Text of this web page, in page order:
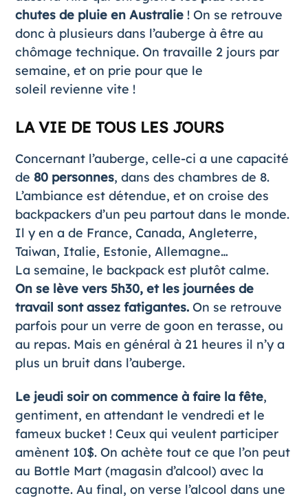
chutes de pluie en Australie! On se retrouve
donc à plusieurs dans l’auberge à être au
chômage technique. On travaille 2 jours par
semaine, et on prie pour que le
soleil revienne vite !
LA VIE DE TOUS LES JOURS
Concernant l’auberge, celle-ci a une capacité
de 80 personnes, dans des chambres de 8.
L’ambiance est détendue, et on croise des
backpackers d’un peu partout dans le monde.
Il y en a de France, Canada, Angleterre,
Taiwan, Italie, Estonie, Allemagne…
La semaine, le backpack est plutôt calme.
On se lève vers 5h30, et les journées de
travail sont assez fatigantes.On se retrouve
parfois pour un verre de goon en terasse, ou
au repas. Mais en général à 21 heures il n’y a
plus un bruit dans l’auberge.
Le jeudi soir on commence à faire la fête,
gentiment, en attendant le vendredi et le
fameux bucket ! Ceux qui veulent participer
amènent 10$. On achète tout ce que l’on peut
au Bottle Mart (magasin d’alcool) avec la
cagnotte. Au final, on verse l’alcool dans une